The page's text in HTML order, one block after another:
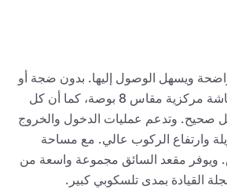
ويسهل الوصول إليها. بدون ضجة أو
مبالغة فيها. وتتوفر شاشة مركزية مقاس 8 بوصة، كما أن كل
وتدعم عمليات الدخول والخروج
وارتفاع الركوب عالي. مع مساحة
مقعد السائق مجموعة واسعة من
القيادة بمدى تلسكوبي كبير.